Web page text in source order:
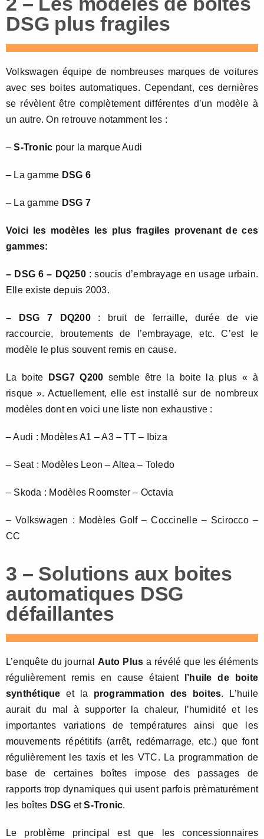
DSG plus fragiles
Volkswagen équipe de nombreuses marques de voitures
avec ses boites automatiques. Cependant, ces dernières
se révèlent être complètement différentes d’un modèle à
un autre. On retrouve notamment les :
–S-Tronic pour la marque Audi
– La gamme DSG 6
– La gamme DSG 7
Voici les modèles les plus fragiles provenant de ces
gammes:
– DSG 6 – DQ250: soucis d’embrayage en usage urbain.
Elle existe depuis 2003.
– DSG 7 DQ200: bruit de ferraille, durée de vie
raccourcie, broutements de l’embrayage, etc. C’est le
modèle le plus souvent remis en cause.
La boite DSG7 Q200 semble être la boite la plus « à
risque ». Actuellement, elle est installé sur de nombreux
modèles dont en voici une liste non exhaustive :
– Audi : Modèles A1 – A3 – TT – Ibiza
– Seat : Modèles Leon – Altea – Toledo
– Skoda : Modèles Roomster – Octavia
– Volkswagen : Modèles Golf – Coccinelle – Scirocco –
CC
3 – Solutions aux boites
automatiques DSG
défaillantes
L’enquête du journal Auto Plus a révélé que les éléments
régulièrement remis en cause étaient
l’huile de boite
synthétique et la programmation des boites. L’huile
aurait du mal à supporter la chaleur, l’humidité et les
importantes variations de températures ainsi que les
mouvements répétitifs (arrêt, redémarrage, etc.) que font
régulièrement les taxis et les VTC. La programmation de
base de certaines boîtes impose des passages de
rapports trop dynamiques qui usent parfois prématurément
les boîtes DSG etS-Tronic.
Le problème principal est que les concessionnaires